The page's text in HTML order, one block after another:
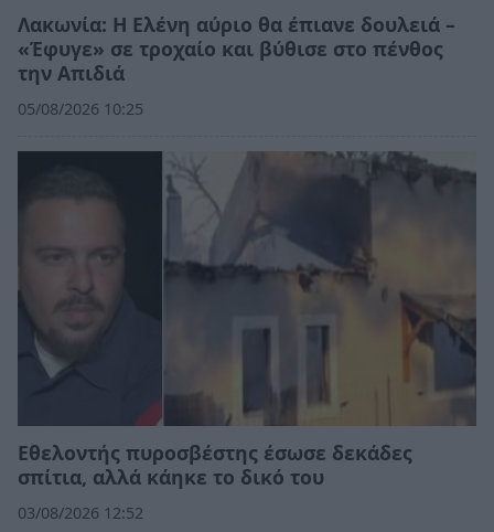
Λακωνία: Η Ελένη αύριο θα έπιανε δουλειά –
«Έφυγε» σε τροχαίο και βύθισε στο πένθος
την Απιδιά
05/08/2026 10:25
Εθελοντής πυροσβέστης έσωσε δεκάδες
σπίτια, αλλά κάηκε το δικό του
03/08/2026 12:52